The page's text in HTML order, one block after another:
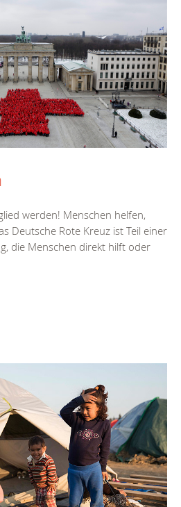
werden! Menschen helfen,
Deutsche Rote Kreuz ist Teil einer
die Menschen direkt hilft oder